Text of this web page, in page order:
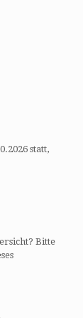
statt,
Bitte